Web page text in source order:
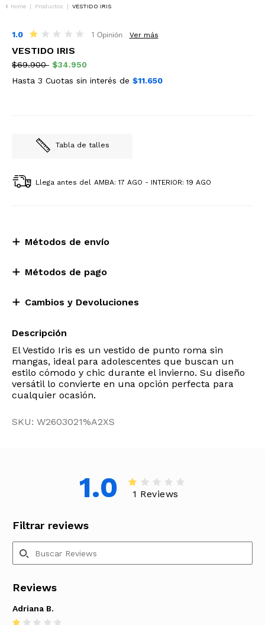
Home | Productos | VESTIDO IRIS
1.0
1.0
1 Opinión Ver más
VESTIDO IRIS
$69.900 $34.950
Hasta 3 Cuotas sin interés de $11.650
Tabla de talles
Llega antes del AMBA: 17 AGO - INTERIOR: 19 AGO
Métodos de envío
Métodos de pago
Cambios y Devoluciones
Descripción
El Vestido Iris es un vestido de punto roma sin
mangas, ideal para adolescentes que buscan un
estilo cómodo y chic durante el invierno. Su diseño
versátil lo convierte en una opción perfecta para
cualquier ocasión.
SKU: W2603021%A2XS
Filtrar reviews
1.0 1 Reviews
Reviews
Adriana B.